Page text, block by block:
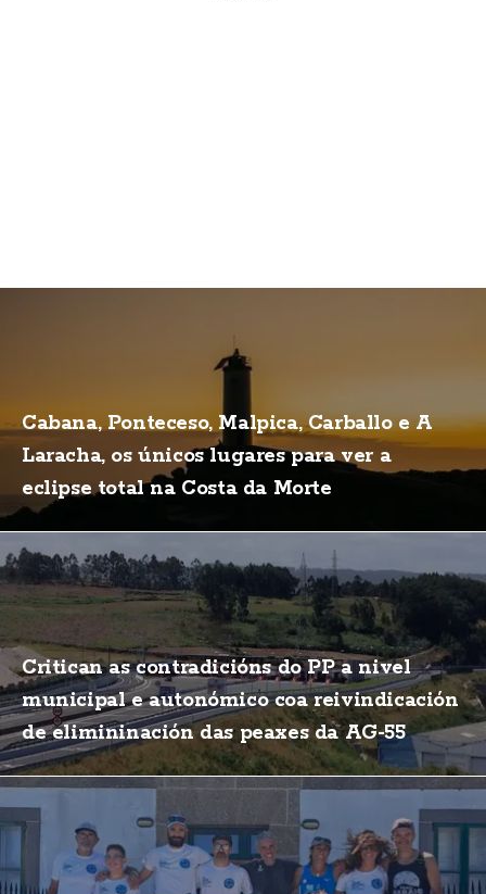
Cabana, Ponteceso, Malpica, Carballo e A
Laracha, os únicos lugares para ver a
eclipse total na Costa da Morte
Critican as contradicións do PP a nivel
municipal e autonómico coa reivindicación
de elimininación das peaxes da AG-55